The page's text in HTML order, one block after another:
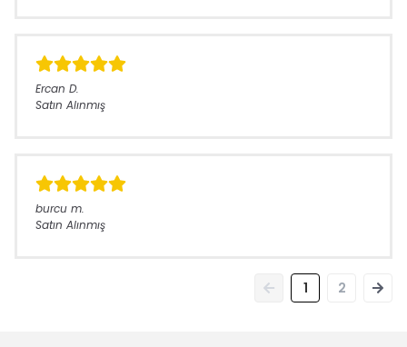
Ercan D.
Satın Alınmış
burcu m.
Satın Alınmış
1 2